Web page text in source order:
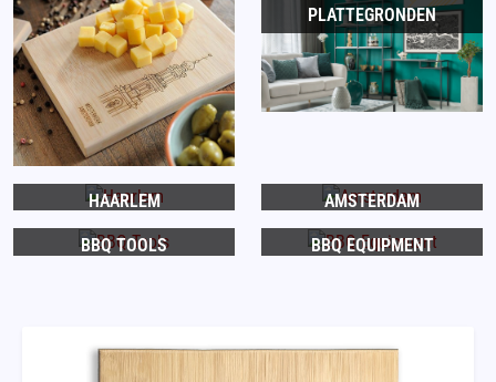
PLATTEGRONDEN
HAARLEM AMSTERDAM
BBQ TOOLS BBQ EQUIPMENT